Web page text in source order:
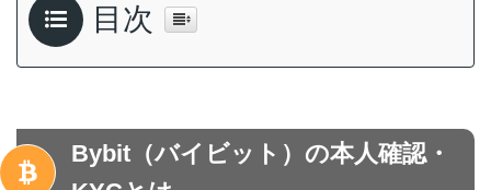
目次
Bybit（バイビット）の本人確認・